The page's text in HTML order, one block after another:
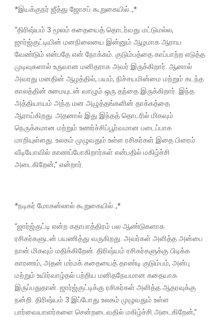
*இயக்குநர் ஜீத்து ஜோசப் கூறுகையில்..,*
“திரிஷ்யம் 3 மூலம் கதையைத் தொடர்வது மட்டுமல்ல,
ஜார்ஜ்குட்டியின் மனநிலையை இன்னும் ஆழமாக ஆராய
வேண்டும் என்பதே என் நோக்கம். குடும்பத்தை காப்பாற்ற எடுத்த
முடிவுகளால் உருவான மனிதராக அவர் இருக்கிறார். ஆனால்
அவரது மனதின் ஆழத்தில், பயம், நிச்சயமின்மை மற்றும் கடந்த
காலத்தின் சுமையுடன் வாழும் ஒரு தந்தை இருக்கிறார். இந்த
அத்தியாயம் அந்த மன அழுத்தங்களின் தாக்கத்தை
ஆராய்கிறது. அதனால் இது இந்தத் தொடரில் மிகவும்
நெருக்கமான மற்றும் உணர்ச்சிப்பூர்வமான படைப்பாக
மாறியுள்ளது. உலகம் முழுவதும் உள்ள ரசிகர்கள் இதை பிரைம்
வீடியோவில் காணப்போகிறார்கள் என்பதில் மகிழ்ச்சி
அடைகிறேன்,” என்றார்.
*நடிகர் மோகன்லால் கூறுகையில்..,*
“ஜார்ஜ்குட்டி என்ற கதாபாத்திரம் பல ஆண்டுகளாக
ரசிகர்களுடன் பயணித்து வருகிறது. அவர்கள் அளித்த அன்பை
நான் மிகவும் மதிக்கிறேன். திரிஷ்யம் ரசிகர்களுக்கு பிடிக்க
காரணம், அதன் மர்மக் கதையைத் தாண்டி குடும்பம், அன்பு
மற்றும் உயிர்வாழ்தல் பற்றிய மனிதநேயமான கதையாக
இருப்பதுதான். ஜார்ஜ்குட்டிக்கு ரசிகர்கள் அளித்த ஆதரவுக்கு
நன்றி. திரிஷ்யம் 3 இப்போது உலகம் முழுவதும் உள்ள
பார்வையாளர்களை சென்றடைவதில் மகிழ்ச்சி அடைகிறேன்,”